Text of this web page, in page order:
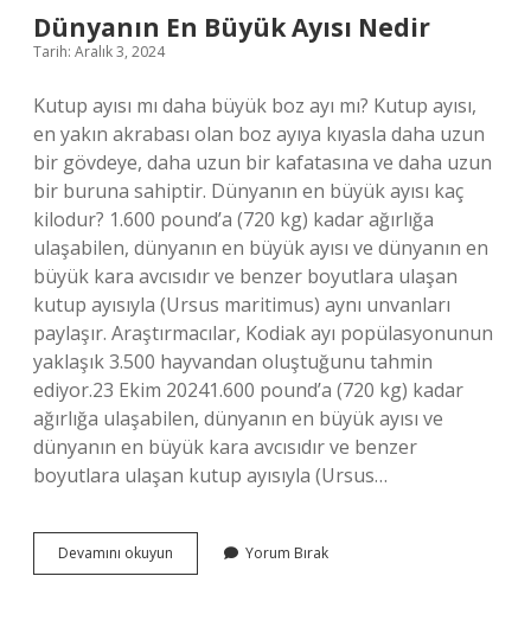
Dünyanın En Büyük Ayısı Nedir
Tarih: Aralık 3, 2024
Kutup ayısı mı daha büyük boz ayı mı? Kutup ayısı,
en yakın akrabası olan boz ayıya kıyasla daha uzun
bir gövdeye, daha uzun bir kafatasına ve daha uzun
bir buruna sahiptir. Dünyanın en büyük ayısı kaç
kilodur? 1.600 pound’a (720 kg) kadar ağırlığa
ulaşabilen, dünyanın en büyük ayısı ve dünyanın en
büyük kara avcısıdır ve benzer boyutlara ulaşan
kutup ayısıyla (Ursus maritimus) aynı unvanları
paylaşır. Araştırmacılar, Kodiak ayı popülasyonunun
yaklaşık 3.500 hayvandan oluştuğunu tahmin
ediyor.23 Ekim 20241.600 pound’a (720 kg) kadar
ağırlığa ulaşabilen, dünyanın en büyük ayısı ve
dünyanın en büyük kara avcısıdır ve benzer
boyutlara ulaşan kutup ayısıyla (Ursus…
Devamını okuyun Dünyanın
En
Yorum Bırak